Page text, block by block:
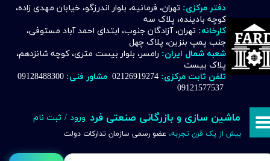
دفتر مرکزی: تهران، فرمانیه، بلوار اندرزگو، خیابان مهدی زاده،
کوچه بادینده، پلاک سه
کارخانه: تهران، آزادگان جنوب، ابتدای احمد آباد مستوفی،
جنب پمپ بنزین، پلاک چهل
شعبه شمال ایران: رامسر، بلوار بیست متری، کوچه شانزدهم،
پلاک بیست
تلفن ثابت مرکزی: 02126919274 مشاور فنی:
09121577537
ماشین سازی و بازرگانی صنعتی فرد
بیش از یک قرن تجربه، عضو رسمی سازمان تدارکات دولت
ورود / ثبت نام
حساب کاربری من
تغییر گذر واژه
خروج از حساب کاربری